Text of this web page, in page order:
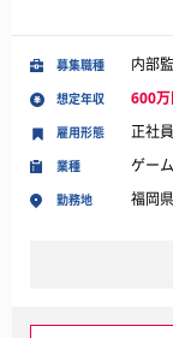
募集職種 内部
想定年収 600
業種 ゲーム
勤務地 福岡
雇用形態 正社員